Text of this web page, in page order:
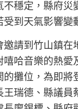
不穩定，縣府災
受到天氣影響變
到竹山鎮在地
嘻哈音樂的熱愛
的攤位，為即將
王瑞德、縣議員